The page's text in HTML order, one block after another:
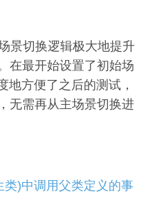
景切换逻辑极大地提升
在最开始设置了初始场
地方便了之后的测试，
无需再从主场景切换进
)中调用父类定义的事